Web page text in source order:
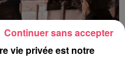
vie privée est notre
Continuer sans accepter